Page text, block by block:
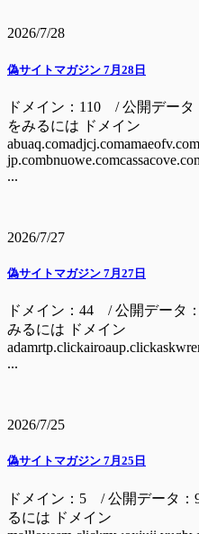
2026/7/28
偽サイトマガジン 7月28日
ドメイン：110 / 公開デー
をみるには ドメイン
...
2026/7/27
偽サイトマガジン 7月27日
ドメイン：44 / 公開データ
みるには ドメイン
...
2026/7/25
偽サイトマガジン 7月25日
ドメイン：5 / 公開データ
るには ドメイン